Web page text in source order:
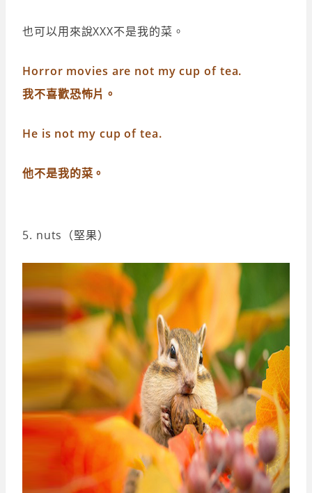
也可以用來說XXX不是我的菜。
Horror movies are not my cup of tea.
我不喜歡恐怖片。
He is not my cup of tea.
他不是我的菜。
5. nuts（堅果）